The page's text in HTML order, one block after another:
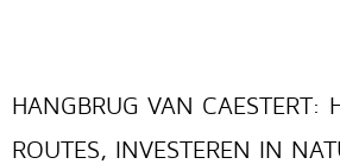
HANGBRUG VAN CAESTERT:
ROUTES, INVESTEREN IN